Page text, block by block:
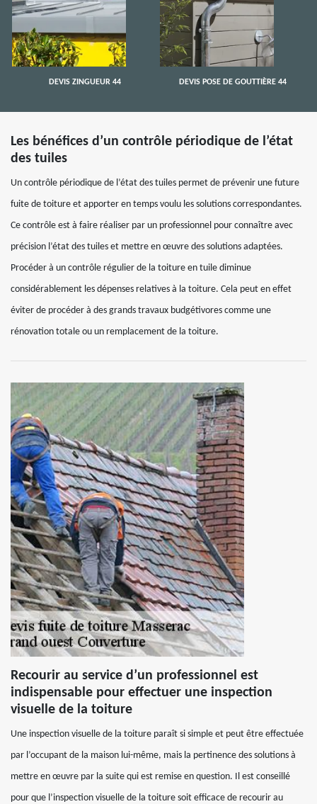
DEVIS ZINGUEUR 44 DEVIS POSE DE GOUTTIÈRE 44
Les bénéfices d’un contrôle périodique de l’état
des tuiles
Un contrôle périodique de l’état des tuiles permet de prévenir une future
fuite de toiture et apporter en temps voulu les solutions correspondantes.
Ce contrôle est à faire réaliser par un professionnel pour connaître avec
précision l’état des tuiles et mettre en œuvre des solutions adaptées.
Procéder à un contrôle régulier de la toiture en tuile diminue
considérablement les dépenses relatives à la toiture. Cela peut en effet
éviter de procéder à des grands travaux budgétivores comme une
rénovation totale ou un remplacement de la toiture.
Recourir au service d’un professionnel est
indispensable pour effectuer une inspection
visuelle de la toiture
Une inspection visuelle de la toiture paraît si simple et peut être effectuée
par l’occupant de la maison lui-même, mais la pertinence des solutions à
mettre en œuvre par la suite qui est remise en question. Il est conseillé
pour que l’inspection visuelle de la toiture soit efficace de recourir au